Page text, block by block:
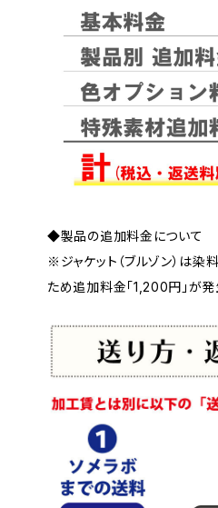
◆製品の追加料金について
※ジャケット（ブルゾン）は染
ため追加料金「1,200円」が発